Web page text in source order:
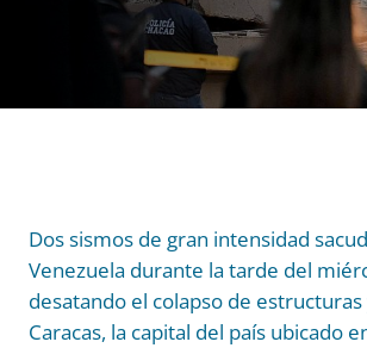
Dos sismos de gran intensidad
Venezuela durante la tarde del
desatando el colapso de estructuras
Caracas, la capital del país ubicado